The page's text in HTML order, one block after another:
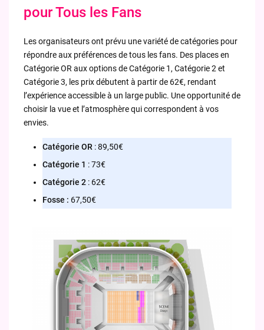
pour Tous les Fans
Les organisateurs ont prévu une variété de catégories pour
répondre aux préférences de tous les fans. Des places en
Catégorie OR aux options de Catégorie 1, Catégorie 2 et
Catégorie 3, les prix débutent à partir de 62€, rendant
l’expérience accessible à un large public. Une opportunité de
choisir la vue et l’atmosphère qui correspondent à vos
envies.
Catégorie OR : 89,50€
Catégorie 1 : 73€
Catégorie 2: 62€
Fosse : 67,50€